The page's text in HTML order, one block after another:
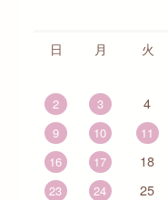
日 月 火
2 3 4
9 10 11
16
17 18
23 24 25